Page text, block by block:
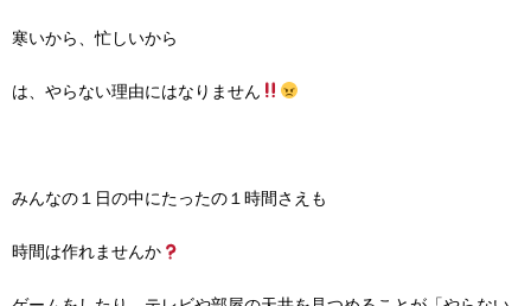
寒いから、忙しいから
は、やらない理由にはなりません
みんなの１日の中にたったの１時間さえも
時間は作れませんか